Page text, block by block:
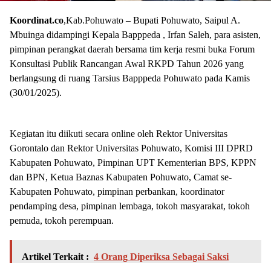
Koordinat.co,Kab.Pohuwato – Bupati Pohuwato, Saipul A.
Mbuinga didampingi Kepala Bapppeda , Irfan Saleh, para asisten,
pimpinan perangkat daerah bersama tim kerja resmi buka Forum
Konsultasi Publik Rancangan Awal RKPD Tahun 2026 yang
berlangsung di ruang Tarsius Bapppeda Pohuwato pada Kamis
(30/01/2025).
Kegiatan itu diikuti secara online oleh Rektor Universitas
Gorontalo dan Rektor Universitas Pohuwato, Komisi III DPRD
Kabupaten Pohuwato, Pimpinan UPT Kementerian BPS, KPPN
dan BPN, Ketua Baznas Kabupaten Pohuwato, Camat se-
Kabupaten Pohuwato, pimpinan perbankan, koordinator
pendamping desa, pimpinan lembaga, tokoh masyarakat, tokoh
pemuda, tokoh perempuan.
Artikel Terkait : 4 Orang Diperiksa Sebagai Saksi